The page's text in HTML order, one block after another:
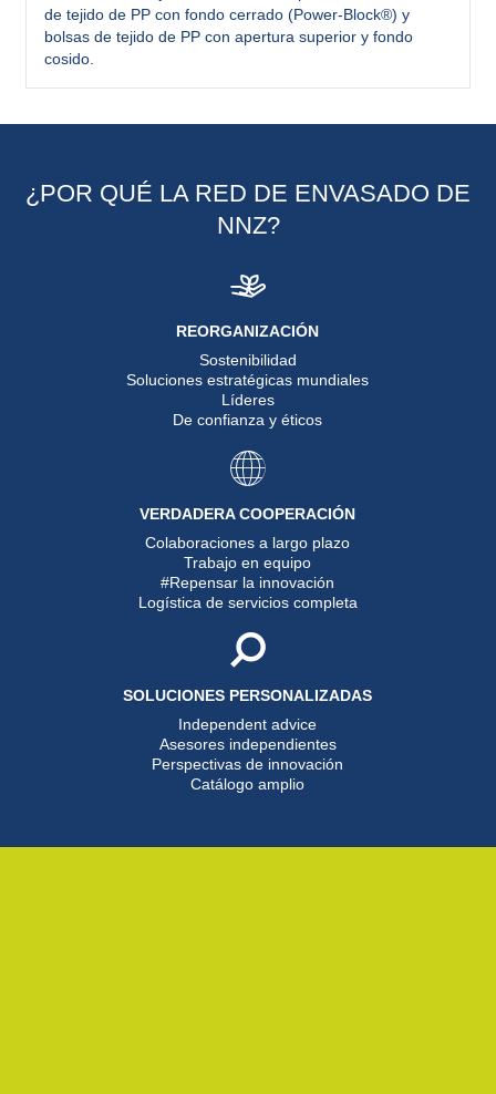
de tejido de PP con fondo cerrado (Power-Block®) y
bolsas de tejido de PP con apertura superior y fondo
cosido.
¿POR QUÉ LA RED DE ENVASADO DE
NNZ?
REORGANIZACIÓN
Sostenibilidad
Soluciones estratégicas mundiales
Líderes
De confianza y éticos
VERDADERA COOPERACIÓN
Colaboraciones a largo plazo
Trabajo en equipo
#Repensar la innovación
Logística de servicios completa
SOLUCIONES PERSONALIZADAS
Independent advice
Asesores independientes
Perspectivas de innovación
Catálogo amplio